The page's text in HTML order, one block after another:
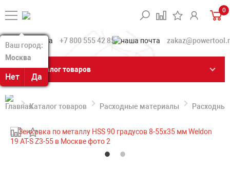
Ваш город:
Москва
Нет Да
Ваш город:
Москва
Нет Да
0
+7 800 555 42 85
Каталог товаров
Каталог товаров Расходные материалы